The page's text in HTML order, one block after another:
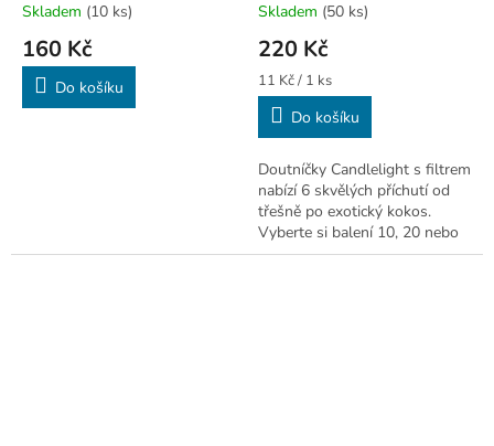
Skladem (10 ks)
160 Kč
Do košíku
Skladem (50 ks)
220 Kč
Měrná
cena:
11 Kč / 1 ks
Do košíku
Doutníčky Candlelight s filtrem
nabízí 6 skvělých příchutí od
třešně po exotický kokos.
Vyberte si balení 10, 20 nebo
50 ks. 🥥